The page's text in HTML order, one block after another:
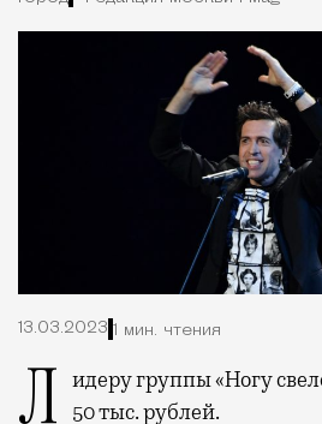
13.03.2023 1 мин. чтения
Лидеру группы «Ногу свело!» грозит штраф до 50 тыс. рублей.